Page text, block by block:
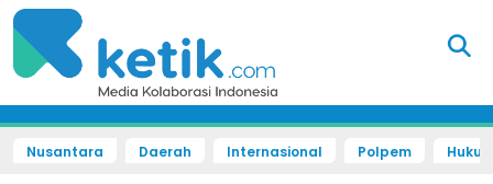
Nusantara Daerah Internasional Polpem